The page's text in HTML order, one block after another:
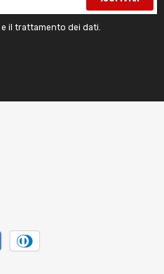
e il trattamento dei dati.